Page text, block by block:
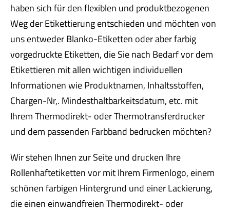
haben sich für den flexiblen und produktbezogenen
Weg der Etikettierung entschieden und möchten von
uns entweder Blanko-Etiketten oder aber farbig
vorgedruckte Etiketten, die Sie nach Bedarf vor dem
Etikettieren mit allen wichtigen individuellen
Informationen wie Produktnamen, Inhaltsstoffen,
Chargen-Nr,. Mindesthaltbarkeitsdatum, etc. mit
Ihrem Thermodirekt- oder Thermotransferdrucker
und dem passenden Farbband bedrucken möchten?
Wir stehen Ihnen zur Seite und drucken Ihre
Rollenhaftetiketten vor mit Ihrem Firmenlogo, einem
schönen farbigen Hintergrund und einer Lackierung,
die einen einwandfreien Thermodirekt- oder